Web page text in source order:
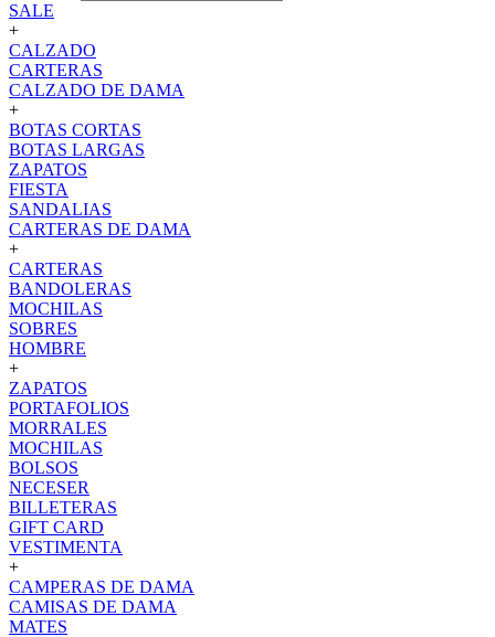
SALE
+
CALZADO
CARTERAS
CALZADO DE DAMA
+
BOTAS CORTAS
BOTAS LARGAS
ZAPATOS
FIESTA
SANDALIAS
CARTERAS DE DAMA
+
CARTERAS
BANDOLERAS
MOCHILAS
SOBRES
HOMBRE
+
ZAPATOS
PORTAFOLIOS
MORRALES
MOCHILAS
BOLSOS
NECESER
BILLETERAS
GIFT CARD
VESTIMENTA
+
CAMPERAS DE DAMA
CAMISAS DE DAMA
MATES